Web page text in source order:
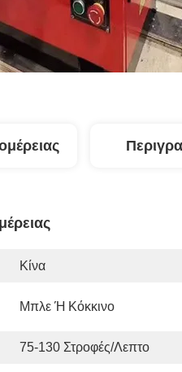
Κίνα
Μπλε Ή Κόκκινο
75-130 Στροφές/λεπτο